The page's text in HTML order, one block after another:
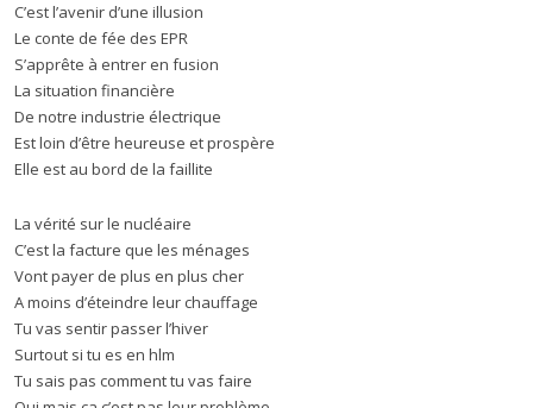
C’est l’avenir d’une illusion
Le conte de fée des EPR
S’apprête à entrer en fusion
La situation financière
De notre industrie électrique
Est loin d’être heureuse et prospère
Elle est au bord de la faillite
La vérité sur le nucléaire
C’est la facture que les ménages
Vont payer de plus en plus cher
A moins d’éteindre leur chauffage
Tu vas sentir passer l’hiver
Surtout si tu es en hlm
Tu sais pas comment tu vas faire